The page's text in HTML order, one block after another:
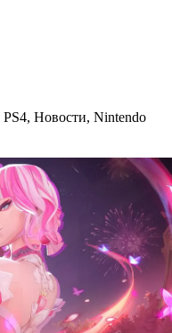
PS4, Новости, Nintendo